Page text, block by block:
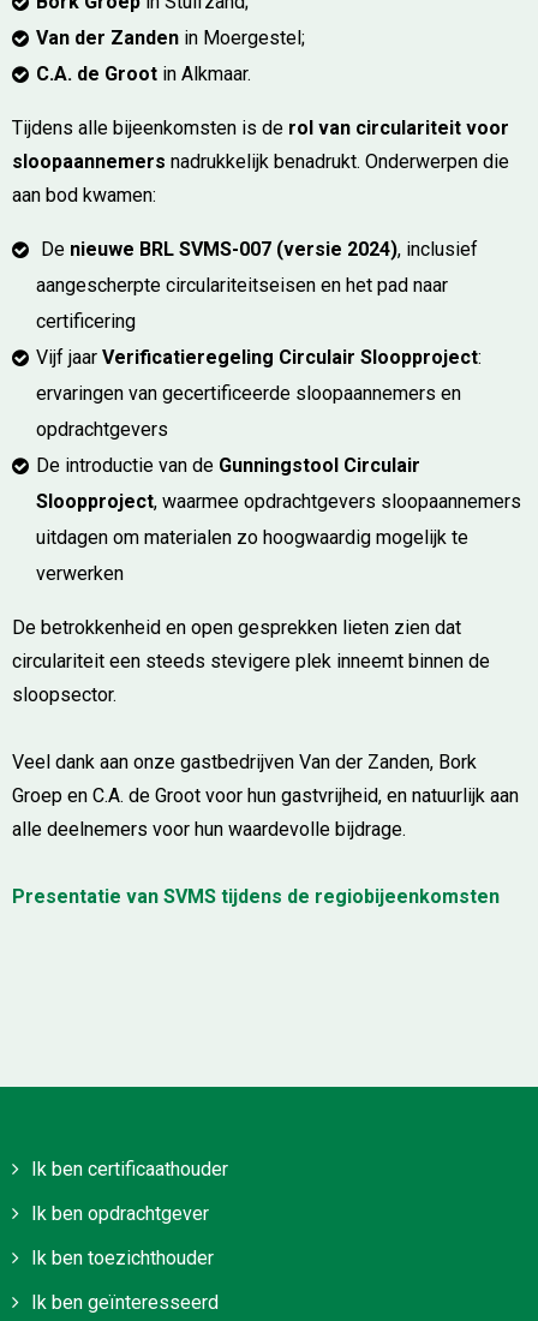
Van der Zanden in Moergestel;
C.A. de Groot in Alkmaar.
Tijdens alle bijeenkomsten is de rol van circulariteit voor
sloopaannemers nadrukkelijk benadrukt. Onderwerpen die
aan bod kwamen:
De nieuwe BRL SVMS-007 (versie 2024), inclusief
aangescherpte circulariteitseisen en het pad naar
certificering
Vijf jaar Verificatieregeling Circulair Sloopproject:
ervaringen van gecertificeerde sloopaannemers en
opdrachtgevers
De introductie van de Gunningstool Circulair
Sloopproject, waarmee opdrachtgevers sloopaannemers
uitdagen om materialen zo hoogwaardig mogelijk te
verwerken
De betrokkenheid en open gesprekken lieten zien dat
circulariteit een steeds stevigere plek inneemt binnen de
sloopsector.
Veel dank aan onze gastbedrijven Van der Zanden, Bork
Groep en C.A. de Groot voor hun gastvrijheid, en natuurlijk aan
alle deelnemers voor hun waardevolle bijdrage.
Presentatie van SVMS tijdens de regiobijeenkomsten
Ik ben certificaathouder
Ik ben opdrachtgever
Ik ben toezichthouder
Ik ben geïnteresseerd